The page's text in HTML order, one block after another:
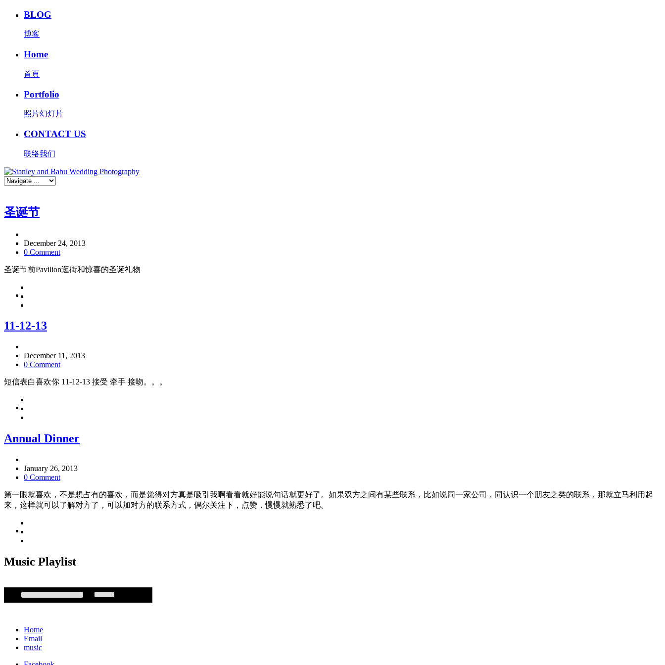
BLOG
博客
Home
首頁
Portfolio
照片幻灯片
CONTACT US
联络我们
圣诞节
December 24, 2013
0 Comment
圣诞节前Pavilion逛街和惊喜的圣诞礼物
11-12-13
December 11, 2013
0 Comment
短信表白喜欢你 11-12-13 接受 牵手 接吻。。。
Annual Dinner
January 26, 2013
0 Comment
第一眼就喜欢，不是想占有的喜欢，而是觉得对方真是吸引我啊看看就好能说句话就更好了。如果双方之间有某些联系，比如说同一家公司，同认识一个朋友之类的联系，那就立马利用起
来，这样就可以了解对方了，可以加对方的联系方式，偶尔关注下，点赞，慢慢就熟悉了吧。
Music Playlist
Home
Email
music